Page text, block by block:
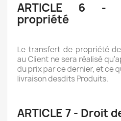
ARTICLE 6 -
propriété
Le transfert de propriété
au Client ne sera réalisé
du prix par ce dernier, et ce
livraison desdits Produits.
ARTICLE 7 - Droit